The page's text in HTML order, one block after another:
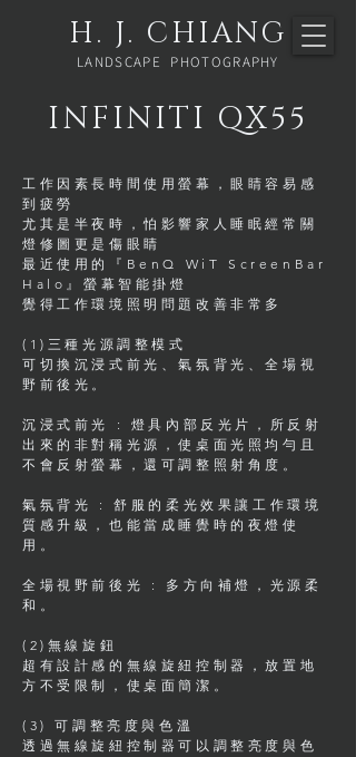
LANDSCAPE PHOTOGRAPHY
H. J. CHIANG
INFINITI QX55
工作因素長時間使用螢幕，眼睛容易感
到疲勞
尤其是半夜時，怕影響家人睡眠經常關
燈修圖更是傷眼睛
最近使用的『BenQ WiT ScreenBar
Halo』螢幕智能掛燈
覺得工作環境照明問題改善非常多
(1)三種光源調整模式
可切換沉浸式前光、氣氛背光、全場視
野前後光。
沉浸式前光 : 燈具內部反光片，所反射
出來的非對稱光源，使桌面光照均勻且
不會反射螢幕，還可調整照射角度。
氣氛背光 : 舒服的柔光效果讓工作環境
質感升級，也能當成睡覺時的夜燈使
用。
全場視野前後光 : 多方向補燈，光源柔
和。
(2)無線旋鈕
超有設計感的無線旋紐控制器，放置地
方不受限制，使桌面簡潔。
(3) 可調整亮度與色溫
透過無線旋紐控制器可以調整亮度與色